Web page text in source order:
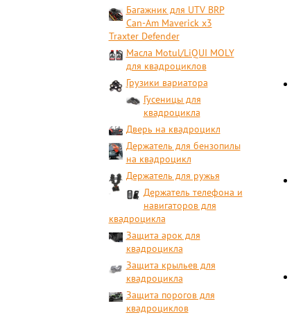
Багажник для UTV BRP
Can-Am Maverick x3
Traxter Defender
Масла Motul/LiQUI MOLY
для квадроциклов
Грузики вариатора
Гусеницы для
квадроцикла
Дверь на квадроцикл
Держатель для бензопилы
на квадроцикл
Держатель для ружья
Держатель телефона и
навигаторов для
квадроцикла
Защита арок для
квадроцикла
Защита крыльев для
квадроцикла
Защита порогов для
квадроциклов